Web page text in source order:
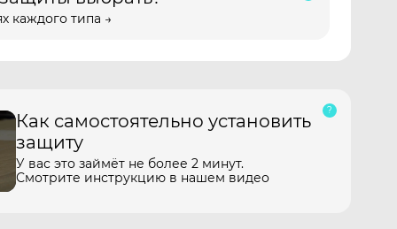
каждого типа →
Как самостоятельно установить
защиту
У вас это займёт не более 2 минут.
Смотрите инструкцию в нашем видео